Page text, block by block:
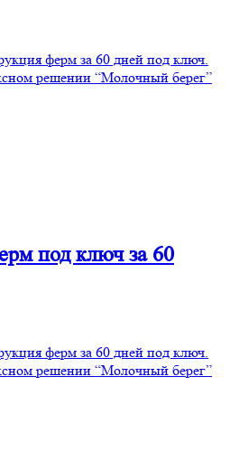
ферм за 60 дней под ключ.
решении “Молочный берег”
под ключ за 60
ферм за 60 дней под ключ.
решении “Молочный берег”